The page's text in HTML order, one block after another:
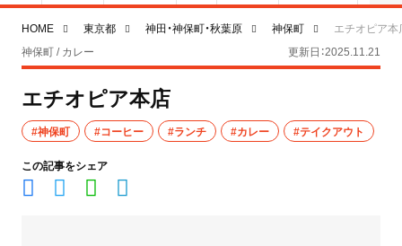
HOME 東京都 神田・神保町・秋葉原 神保町
エチオピア本
神保町 / カレー
更新日：2025.11.21
エチオピア本店
#神保町 #コーヒー #ランチ #カレー #テイクアウト
この記事をシェア